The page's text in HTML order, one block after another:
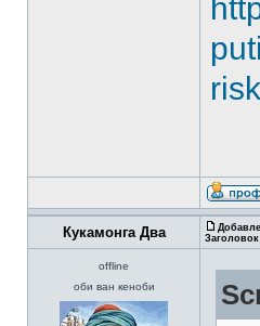
Кукамонга Два
offline
оби ван кеноби